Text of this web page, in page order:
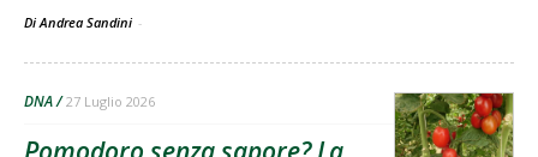
Di Andrea Sandini -
DNA 27 Luglio 2026